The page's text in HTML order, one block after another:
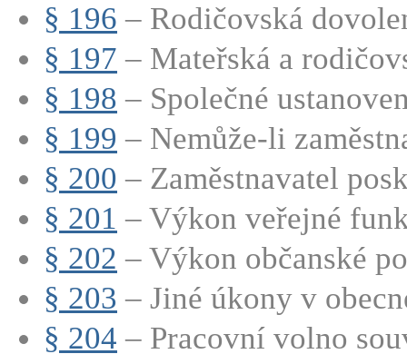
§ 196 – Rodičovská
§ 197 – Mateřská a
§ 198 – Společné
§ 199 – Nemůže-li
§ 200 – Zaměstnavatel
§ 201 – Výkon veřejné
§ 202 – Výkon občanské
§ 203 – Jiné úkony v
§ 204 – Pracovní volno